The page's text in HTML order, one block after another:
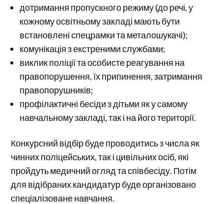
дотримання пропускного режиму (до речі, у
кожному освітньому закладі мають бути
встановлені спецрамки та металошукачі);
комунікація з екстреними службами;
виклик поліції та особисте реагування на
правопорушення, їх припинення, затримання
правопорушників;
профілактичні бесіди з дітьми як у самому
навчальному закладі, так і на його території.
Конкурсний відбір буде проводитись з числа як
чинних поліцейських, так і цивільних осіб, які
пройдуть медичний огляд та співбесіду. Потім
для відібраних кандидатур буде організовано
спеціалізоване навчання.